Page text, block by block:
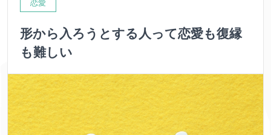
恋愛
形から入ろうとする人って恋愛も復縁
も難しい